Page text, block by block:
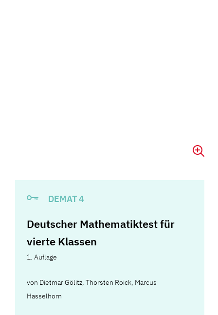
DEMAT 4
Deutscher Mathematiktest für
vierte Klassen
1. Auflage
von Dietmar Gölitz,Thorsten Roick, Marcus
Hasselhorn